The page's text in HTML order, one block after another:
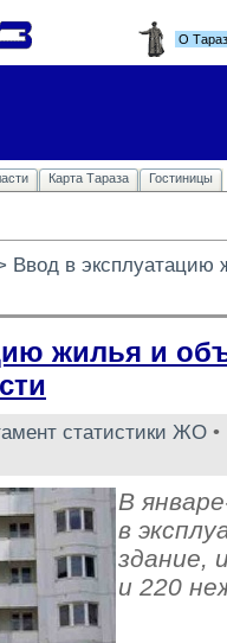
О
Карта Тараза Гостиницы
Ввод в эксплуатацию
жилья и
статистики ЖО
В
в
здание,
и 220